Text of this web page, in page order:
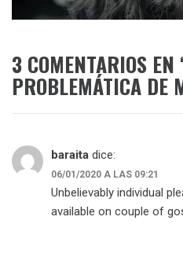
3 COMENTARIOS EN
PROBLEMÁTICA DE
baraita dice:
06/01/2020 A LAS 09:21
Unbelievably individual
available on couple of